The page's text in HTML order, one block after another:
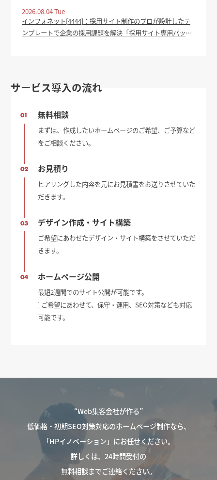
2026.08.04 Tue
インフォネット[4444]：採用サイト制作のプロが設計したテ
ンプレートで企業の採用課題を解決「採用サイト専用パッケ
サービス導入の流れ
01 無料相談
まずは、作成したいホームページのご希望、ご予算など
をご相談ください。
02 お見積り
ヒアリングした内容を元にお見積書をお送りさせていた
だきます。
03 デザイン作成・サイト構築
ご希望にあわせたデザイン・サイト構築をさせていただ
きます。
04 ホームページ公開
最短2週間でのサイト公開が可能です。
] ご希望にあわせて、保守・運用、SEO対策なども対応
可能です。
“Web集客会社が作る”
低価格・初期SEO対策対応のホームページ制作なら、
「HPイノベーション」にお任せください。
詳しくは、24時間受付の
無料相談までご連絡ください。